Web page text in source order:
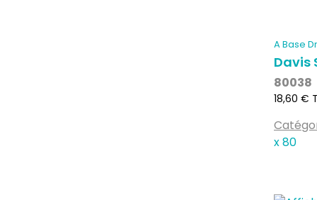
A Base
Davis
80038
Prix
18,60 €
x 80